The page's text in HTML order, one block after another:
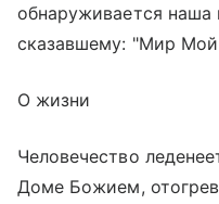
обнаруживается наша
сказавшему: "Мир
О жизни
Человечество
Доме Божием,